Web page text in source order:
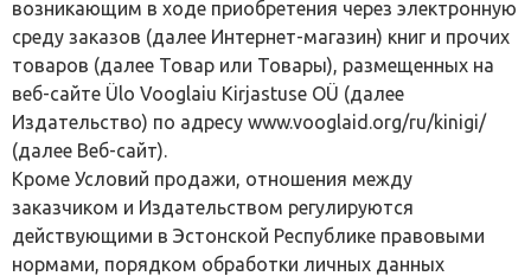
возникающим в ходе приобретения через электронную
среду заказов (далее Интернет-магазин) книг и прочих
товаров (далее Товар или Товары), размещенных на
веб-сайте Ülo Vooglaiu Kirjastuse OÜ (далее
Издательство) по адресу www.vooglaid.org/ru/kinigi/
(далее Веб-сайт).
Кроме Условий продажи, отношения между
заказчиком и Издательством регулируются
действующими в Эстонской Республике правовыми
нормами, порядком обработки личных данных